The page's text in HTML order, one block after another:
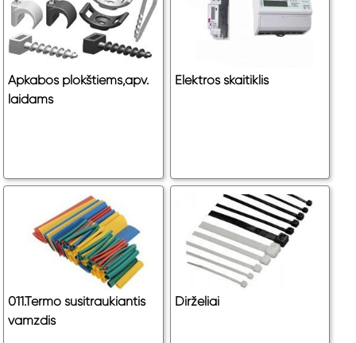
Apkabos plokštiems,apv.
laidams
Elektros skaitiklis
011.Termo susitraukiantis
vamzdis
Dirželiai